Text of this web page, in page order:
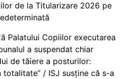
de la Titularizare 2026 pe
Palatului Copiilor executarea
a suspendat chiar
de tăiere a posturilor:
totalitate” / ISJ susține că s-a